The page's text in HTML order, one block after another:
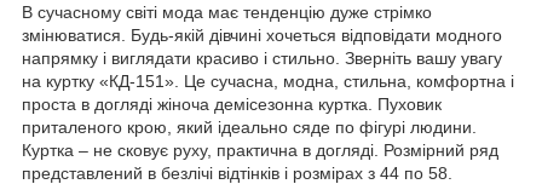
В сучасному світі мода має тенденцію дуже стрімко
змінюватися. Будь-якій дівчині хочеться відповідати модного
напрямку і виглядати красиво і стильно. Зверніть вашу увагу
на куртку «КД-151». Це сучасна, модна, стильна, комфортна і
проста в догляді жіноча демісезонна куртка. Пуховик
приталеного крою, який ідеально сяде по фігурі людини.
Куртка – не сковує руху, практична в догляді. Розмірний ряд
представлений в безлічі відтінків і розмірах з 44 по 58.